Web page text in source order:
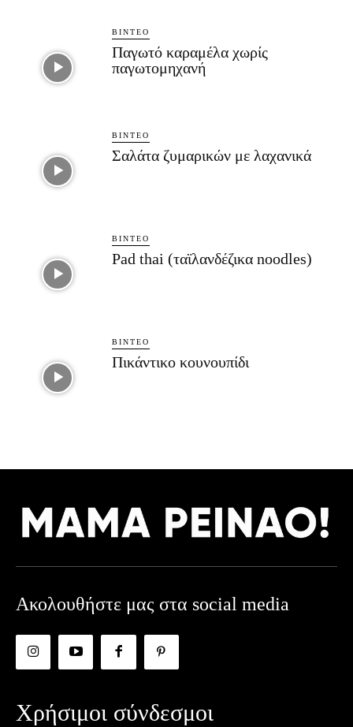
ΒΊΝΤΕΟ
Παγωτό καραμέλα χωρίς
παγωτομηχανή
ΒΊΝΤΕΟ
Σαλάτα ζυμαρικών με λαχανικά
ΒΊΝΤΕΟ
Pad thai (ταϊλανδέζικα noodles)
ΒΊΝΤΕΟ
Πικάντικο κουνουπίδι
Ακολουθήστε μας στα social media
Χρήσιμοι σύνδεσμοι